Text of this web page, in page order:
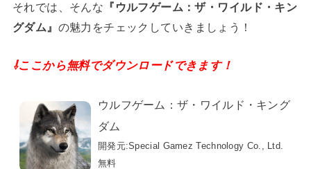
それでは、そんな 『ウルフゲーム：ザ・ワイルド・キン
グダム』 の魅力をチェックしていきましょう！
⇩ここから無料でダウンロードできます！
ウルフゲーム：ザ・ワイルド・キング
ダム
開発元:Special Gamez Technology Co., Ltd.
無料